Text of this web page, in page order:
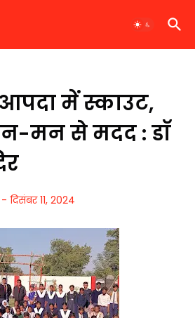
में स्काउट,
मन से मदद : डॉ
- दिसंबर 11, 2024